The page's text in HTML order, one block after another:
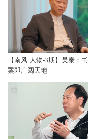
【南风·人物-3期】吴泰：
案即广阔天地